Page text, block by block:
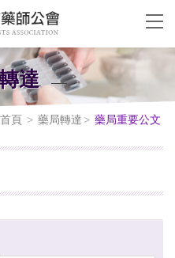
達
首頁 藥局轉達 藥局重要公文